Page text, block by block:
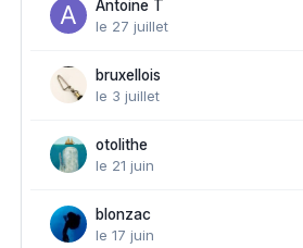
Antoine T
le 27 juillet
bruxellois
le 3 juillet
otolithe
le 21 juin
blonzac
le 17 juin